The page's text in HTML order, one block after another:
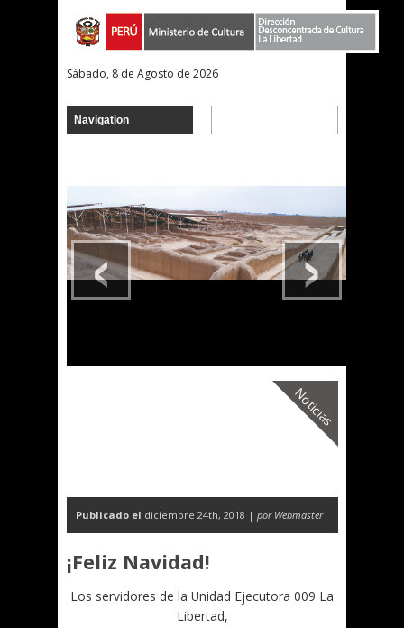
Sábado, 8 de Agosto de 2026
›
‹
Noticias
Publicado el diciembre 24th, 2018 | por Webmaster
¡Feliz Navidad!
Los servidores de la Unidad Ejecutora 009 La
Libertad,